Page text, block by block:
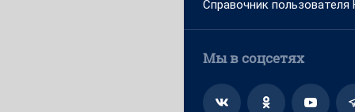
Справочник пользователя
Мы в соцсетях